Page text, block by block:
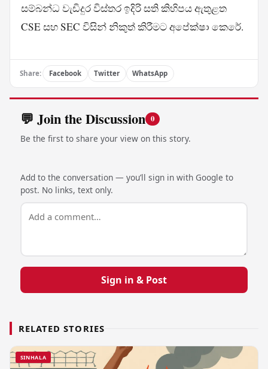
සම්බන්ධ වැඩිදුර විස්තර ඉදිරි සති කිහිපය ඇතුළත
CSE සහ SEC විසින් නිකුත් කිරීමට අපේක්ෂා කෙරේ.
Share: Facebook Twitter WhatsApp
💬 Join the Discussion 0
Be the first to share your view on this story.
Add to the conversation — you’ll sign in with Google to
post. No links, text only.
Sign in & Post
RELATED STORIES
SINHALA